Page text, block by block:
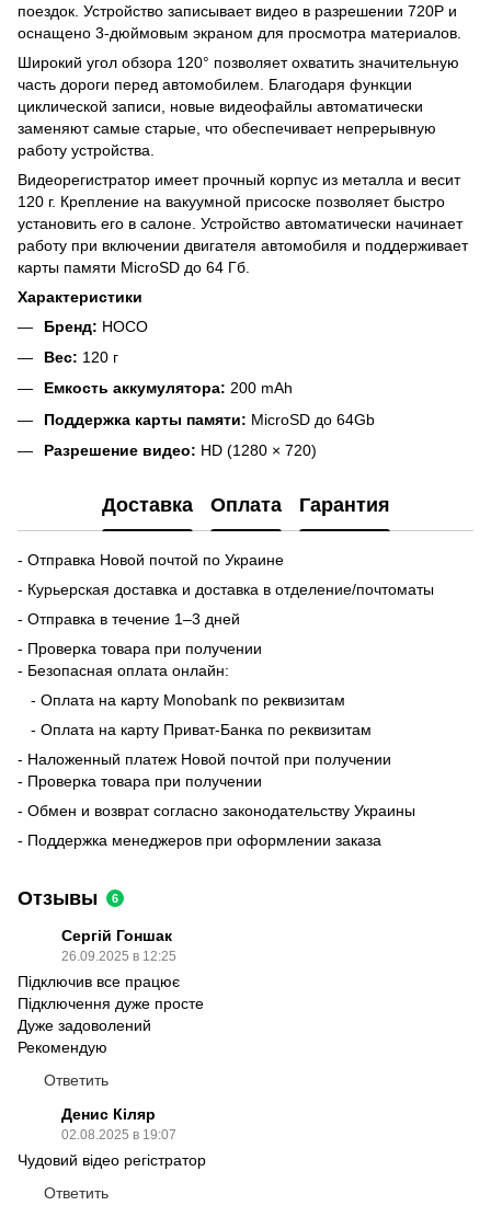
поездок. Устройство записывает видео в разрешении 720P и
оснащено 3-дюймовым экраном для просмотра материалов.
Широкий угол обзора 120° позволяет охватить значительную
часть дороги перед автомобилем. Благодаря функции
циклической записи, новые видеофайлы автоматически
заменяют самые старые, что обеспечивает непрерывную
работу устройства.
Видеорегистратор имеет прочный корпус из металла и весит
120 г. Крепление на вакуумной присоске позволяет быстро
установить его в салоне. Устройство автоматически начинает
работу при включении двигателя автомобиля и поддерживает
карты памяти MicroSD до 64 Гб.
Характеристики
Бренд: HOCO
Вес: 120 г
Емкость аккумулятора: 200 mAh
Поддержка карты памяти: MicroSD до 64Gb
Разрешение видео: HD (1280 × 720)
Доставка Оплата Гарантия
- Отправка Новой почтой по Украине
- Курьерская доставка и доставка в отделение/почтоматы
- Отправка в течение 1–3 дней
- Проверка товара при получении
- Безопасная оплата онлайн:
- Оплата на карту Monobank по реквизитам
- Оплата на карту Приват-Банка по реквизитам
- Наложенный платеж Новой почтой при получении
- Проверка товара при получении
- Обмен и возврат согласно законодательству Украины
- Поддержка менеджеров при оформлении заказа
Отзывы 6
Сергій Гоншак
26.09.2025 в 12:25
Підключив все працює
Підключення дуже просте
Дуже задоволений
Рекомендую
Ответить
Денис Кіляр
02.08.2025 в 19:07
Чудовий відео регістратор
Ответить